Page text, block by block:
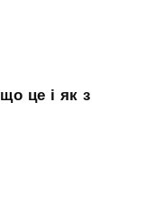
що це і як з